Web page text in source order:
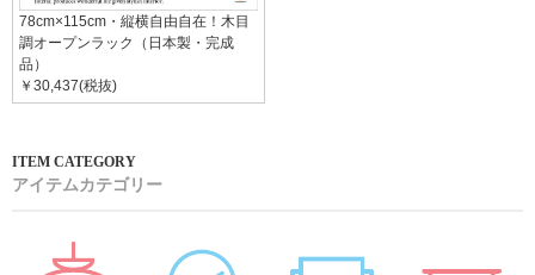
78cm×115cm・縦横自由自在！木目
調オープンラック（日本製・完成
品）
￥30,437(税抜)
アイテムカテゴリー